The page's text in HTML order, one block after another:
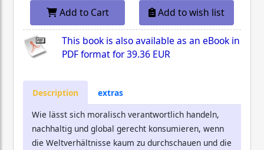
Add to Cart
Add to wish list
This book is also available as an eBook in
PDF format for39.36 EUR
Description
extras
Wie lässt sich moralisch verantwortlich handeln,
nachhaltig und global gerecht konsumieren, wenn
die Weltverhältnisse kaum zu durchschauen und die